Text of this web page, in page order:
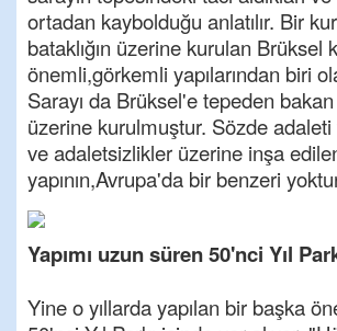
ortadan kaybolduğu anlatılır. Bir
bataklığın üzerine kurulan Brüksel
önemli,görkemli yapılarından biri
Sarayı da Brüksel'e tepeden
üzerine kurulmuştur. Sözde
ve adaletsizlikler üzerine inşa
yapının,Avrupa'da bir benzeri
Yapımı uzun süren 50'nci Yıl
Yine o yıllarda yapılan bir başka